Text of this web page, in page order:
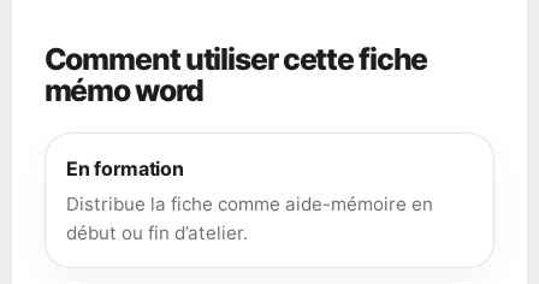
Comment utiliser cette fiche
mémo word
En formation
Distribue la fiche comme aide-mémoire en
début ou fin d’atelier.